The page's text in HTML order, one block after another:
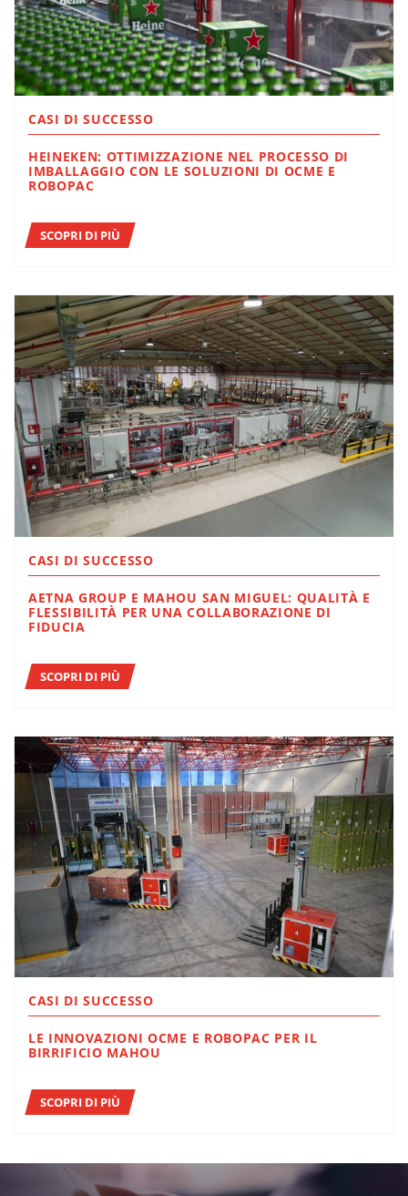
CASI DI SUCCESSO
HEINEKEN: OTTIMIZZAZIONE NEL PROCESSO DI
IMBALLAGGIO CON LE SOLUZIONI DI OCME E
ROBOPAC
SCOPRI DI PIÙ
CASI DI SUCCESSO
AETNA GROUP E MAHOU SAN MIGUEL: QUALITÀ E
FLESSIBILITÀ PER UNA COLLABORAZIONE DI
FIDUCIA
SCOPRI DI PIÙ
CASI DI SUCCESSO
LE INNOVAZIONI OCME E ROBOPAC PER IL
BIRRIFICIO MAHOU
SCOPRI DI PIÙ